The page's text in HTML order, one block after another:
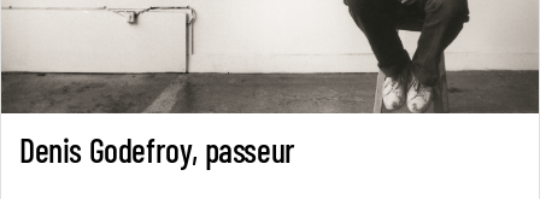
Denis Godefroy, passeur